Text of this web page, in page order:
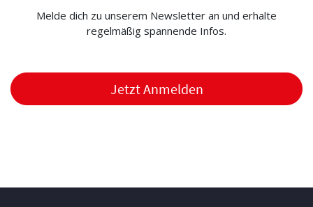
Melde dich zu unserem Newsletter an und erhalte
regelmäßig spannende Infos.
Jetzt Anmelden